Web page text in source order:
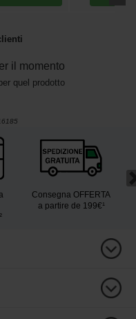
il momento
quel prodotto
Consegna OFFERTA
a partire de 199€¹